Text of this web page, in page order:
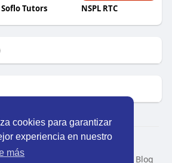
cookies para garantizar
experiencia en nuestro
más
Soflo Tutors NSPL RTC
© 2026 Perú Activo
Blog